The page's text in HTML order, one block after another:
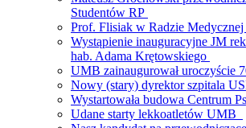
Studentów RP
Prof. Flisiak w Radzie Medycznej
Wystąpienie inauguracyjne JM
hab. Adama Krętowskiego
UMB zainaugurował uroczyście
Nowy (stary) dyrektor szpitala
Wystartowała budowa Centrum
Udane starty lekkoatletów UMB